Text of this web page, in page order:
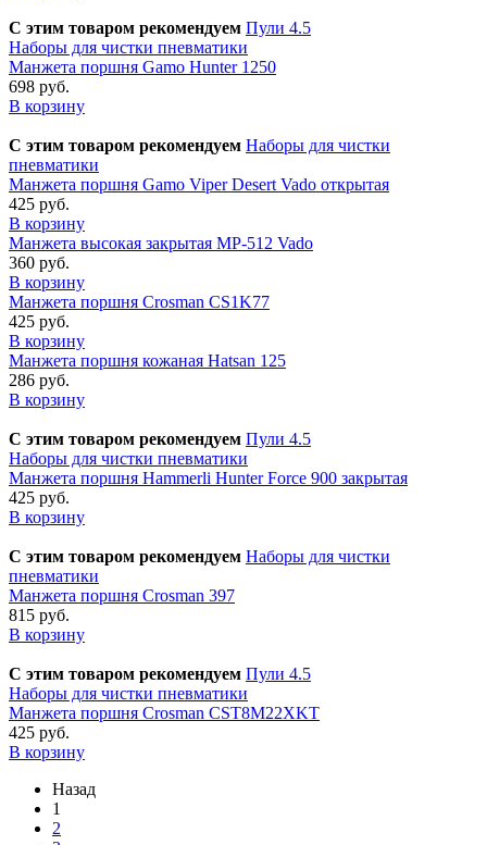
С этим товаром рекомендуем Пули 4.5
Наборы для чистки пневматики
Манжета поршня Gamo Hunter 1250
698 руб.
В корзину
С этим товаром рекомендуем Наборы для чистки
пневматики
Манжета поршня Gamo Viper Desert Vado открытая
425 руб.
В корзину
Манжета высокая закрытая МР-512 Vado
360 руб.
В корзину
Манжета поршня Crosman CS1K77
425 руб.
В корзину
Манжета поршня кожаная Hatsan 125
286 руб.
В корзину
С этим товаром рекомендуем Пули 4.5
Наборы для чистки пневматики
Манжета поршня Hammerli Hunter Force 900 закрытая
425 руб.
В корзину
С этим товаром рекомендуем Наборы для чистки
пневматики
Манжета поршня Crosman 397
815 руб.
В корзину
С этим товаром рекомендуем Пули 4.5
Наборы для чистки пневматики
Манжета поршня Crosman CST8M22XKT
425 руб.
В корзину
Назад
1
2